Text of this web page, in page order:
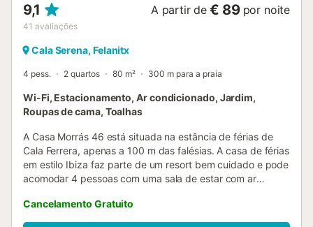
9,1
41 avaliações
A partir de € 89 por noite
Cala Serena, Felanitx
4 pess. 2 quartos 80 m² 300 m para a praia
Wi-Fi, Estacionamento, Ar condicionado, Jardim,
Roupas de cama, Toalhas
A Casa Morrás 46 está situada na estância de férias de
Cala Ferrera, apenas a 100 m das falésias. A casa de férias
em estilo Ibiza faz parte de um resort bem cuidado e pode
acomodar 4 pessoas com uma sala de estar com ar
com ar condicionado) e 2 casas de banho. As
comodidades também incluem Wi-Fi, um berço, uma
Cancelamento Gratuito